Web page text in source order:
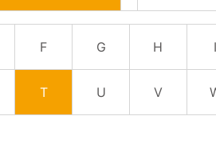
F G H I
T U V